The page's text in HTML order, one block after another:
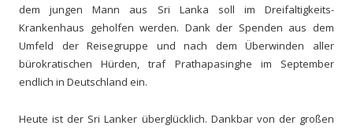
dem jungen Mann aus Sri Lanka soll im Dreifaltigkeits-
Krankenhaus geholfen werden. Dank der Spenden aus dem
Umfeld der Reisegruppe und nach dem Überwinden aller
bürokratischen Hürden, traf Prathapasinghe im September
endlich in Deutschland ein.
Heute ist der Sri Lanker überglücklich. Dankbar von der großen